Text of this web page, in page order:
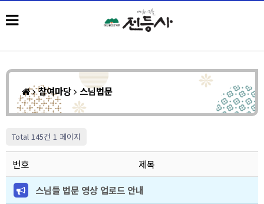
참여마당 스님법문
Total 145건 1 페이지
번호
제목
스님들 법문 영상 업로드 안내